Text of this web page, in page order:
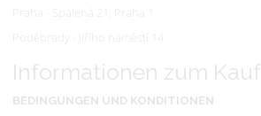
Informationen zum Kauf
BEDINGUNGEN UND KONDITIONEN